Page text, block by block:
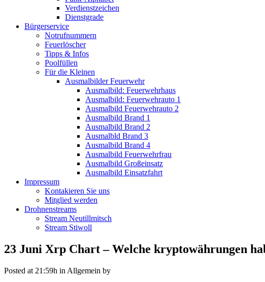
Verdienstzeichen
Dienstgrade
Bürgerservice
Notrufnummern
Feuerlöscher
Tipps & Infos
Poolfüllen
Für die Kleinen
Ausmalbilder Feuerwehr
Ausmalbild: Feuerwehrhaus
Ausmalbild: Feuerwehrauto 1
Ausmalbild Feuerwehrauto 2
Ausmalbild Brand 1
Ausmalbild Brand 2
Ausmalbld Brand 3
Ausmalbild Brand 4
Ausmalbild Feuerwehrfrau
Ausmalbild Großeinsatz
Ausmalbild Einsatzfahrt
Impressum
Kontakieren Sie uns
Mitglied werden
Drohnenstreams
Stream Neutillmitsch
Stream Stiwoll
23 Juni Xrp Chart – Welche kryptowährungen
Posted at 21:59h in Allgemein by